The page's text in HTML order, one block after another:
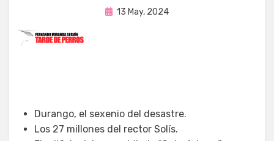
porFernando Miranda Servín
Publicada
13 May, 2024
Durango, el sexenio del desastre.
Los 27 millones del rector Solís.